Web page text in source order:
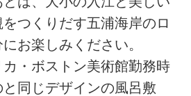
つくりだす五浦海岸のロ
お楽しみください。
・ボストン美術館勤務時
同じデザインの風呂敷